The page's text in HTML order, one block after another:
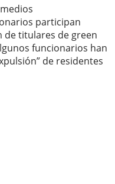
participan
de titulares de green
funcionarios han
de residentes